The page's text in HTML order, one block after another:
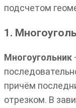
подсчетом
1.
Многоугольник
причём
отрезком. В